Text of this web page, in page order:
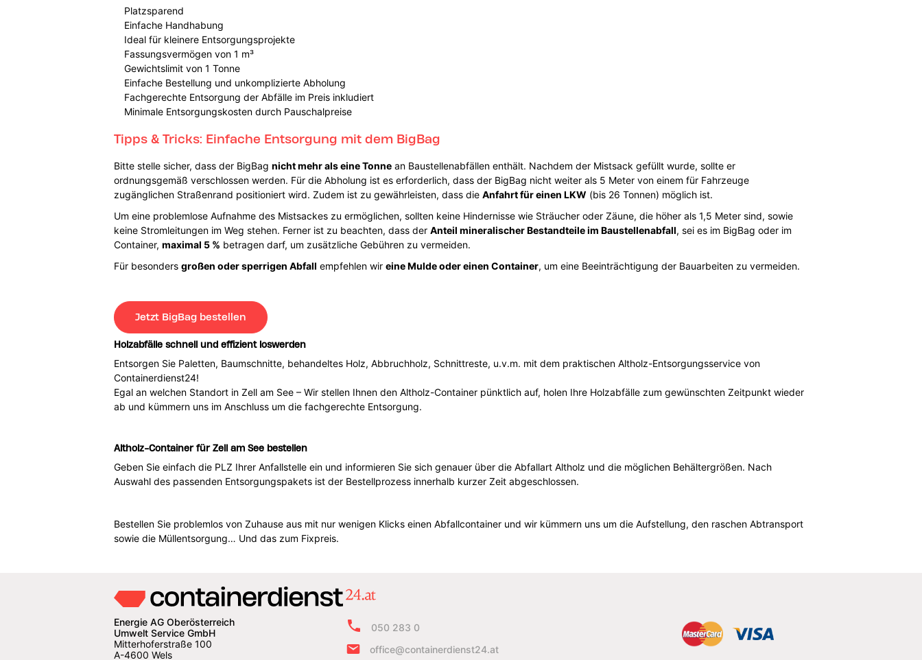
Platzsparend
Einfache Handhabung
Ideal für kleinere Entsorgungsprojekte
Fassungsvermögen von 1 m³
Gewichtslimit von 1 Tonne
Einfache Bestellung und unkomplizierte Abholung
Fachgerechte Entsorgung der Abfälle im Preis inkludiert
Minimale Entsorgungskosten durch Pauschalpreise
Tipps & Tricks: Einfache Entsorgung mit dem BigBag
Bitte stelle sicher, dass der BigBag nicht mehr als eine Tonnean Baustellenabfällen enthält. Nachdem der Mistsack gefüllt wurde, sollte er
ordnungsgemäß verschlossen werden. Für die Abholung ist es erforderlich, dass der BigBag nicht weiter als 5 Meter von einem für Fahrzeuge
zugänglichen Straßenrand positioniert wird. Zudem ist zu gewährleisten, dass die Anfahrt für einen LKW (bis 26 Tonnen) möglich ist.
Um eine problemlose Aufnahme des Mistsackes zu ermöglichen, sollten keine Hindernisse wie Sträucher oder Zäune, die höher als 1,5 Meter sind, sowie
keine Stromleitungen im Weg stehen. Ferner ist zu beachten, dass der Anteil mineralischer Bestandteile im Baustellenabfall, sei es im BigBag oder im
Container, maximal 5 % betragen darf, um zusätzliche Gebühren zu vermeiden.
Für besonders großen oder sperrigen Abfall empfehlen wir eine Mulde oder einen Container, um eine Beeinträchtigung der Bauarbeiten zu vermeiden.
Jetzt BigBag bestellen
Holzabfälle schnell und effizient loswerden
Entsorgen Sie Paletten, Baumschnitte, behandeltes Holz, Abbruchholz, Schnittreste, u.v.m. mit dem praktischen Altholz-Entsorgungsservice von
Containerdienst24!
Egal an welchen Standort in Zell am See – Wir stellen Ihnen den Altholz-Container pünktlich auf, holen Ihre Holzabfälle zum gewünschten Zeitpunkt wieder
ab und kümmern uns im Anschluss um die fachgerechte Entsorgung.
Altholz-Container für Zell am See bestellen
Geben Sie einfach die PLZ Ihrer Anfallstelle ein und informieren Sie sich genauer über die Abfallart Altholz und die möglichen Behältergrößen. Nach
Auswahl des passenden Entsorgungspakets ist der Bestellprozess innerhalb kurzer Zeit abgeschlossen.
Bestellen Sie problemlos von Zuhause aus mit nur wenigen Klicks einen Abfallcontainer und wir kümmern uns um die Aufstellung, den raschen Abtransport
sowie die Müllentsorgung… Und das zum Fixpreis.
Energie AG Oberösterreich
Umwelt Service GmbH
Mitterhoferstraße 100
A-4600 Wels
050 283 0
office@containerdienst24.at